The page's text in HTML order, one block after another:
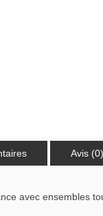
Avis (0)
avec ensembles